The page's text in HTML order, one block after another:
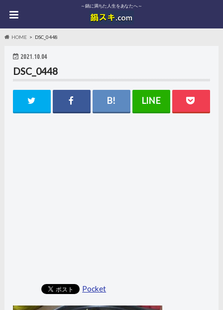
～鍋に満ちた人生をあなたへ～
HOME DSC_0448
2021.10.04
DSC_0448
Pocket